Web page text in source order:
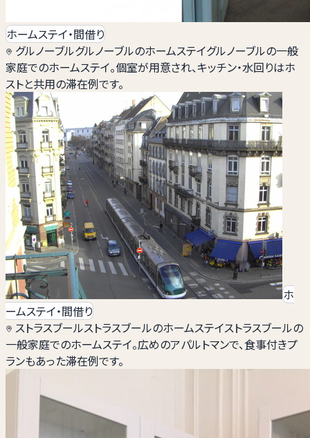
ホームステイ・間借り
グルノーブルグルノーブルのホームステイグルノーブルの一般
家庭でのホームステイ。個室が用意され、キッチン・水回りはホ
ストと共用の滞在例です。
ホ
ームステイ・間借り
ストラスブールストラスブールのホームステイストラスブールの
一般家庭でのホームステイ。広めのアパルトマンで、食事付きプ
ランもあった滞在例です。